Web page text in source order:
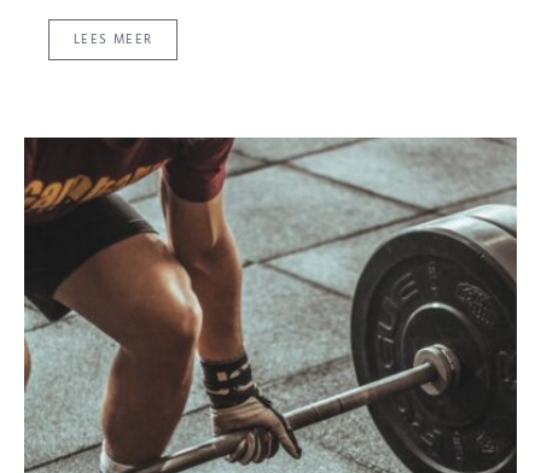
LEES MEER